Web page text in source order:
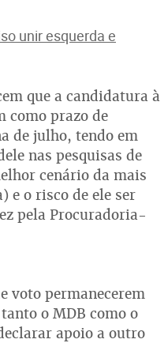
unir esquerda e
que a candidatura à
como prazo de
de julho, tendo em
nas pesquisas de
cenário da mais
e o risco de ele ser
pela Procuradoria-
voto permanecerem
o MDB como o
apoio a outro